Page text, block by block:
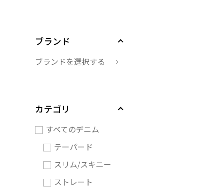
ブランド
ブランドを選択する
カテゴリ
すべてのデニム
テーパード
スリム/スキニー
ストレート